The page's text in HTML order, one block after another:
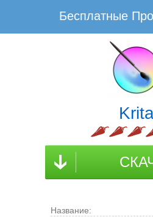
Бесплатные
www.BesplatnyeProgrammy.Ru
Скачать Krita
Krita скачать для
Последнюю русскую версию
вирусов,
Бесплатные Программы Ру
Название: